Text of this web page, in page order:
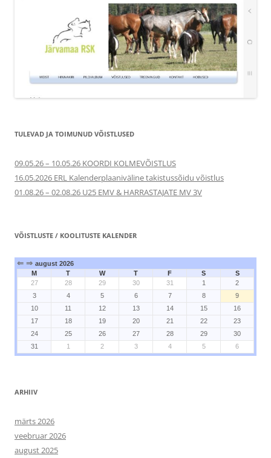
TULEVAD JA TOIMUNUD VÕISTLUSED
09.05.26 – 10.05.26 KOORDI KOLMEVÕISTLUS
16.05.2026 ERL Kalenderplaaniväline takistussõidu võistlus
01.08.26 – 02.08.26 U25 EMV & HARRASTAJATE MV 3V
VÕISTLUSTE / KOOLITUSTE KALENDER
⇐ ⇒ august 2026
M
T W T F S
S
27
28 29 30 31 1
2
3
4 5 6 7 8
9
10
11 12 13 14 15
16
17
18 19 20 21 22
23
24
25 26 27 28 29
30
31
1 2 3 4 5 6
ARHIIV
märts 2026
veebruar 2026
august 2025